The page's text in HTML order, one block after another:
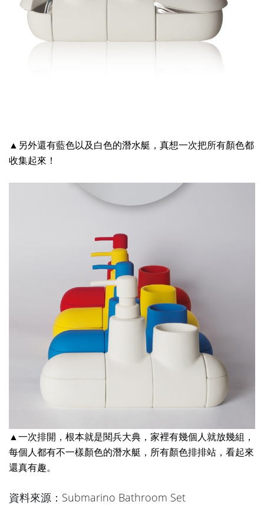
▲另外還有藍色以及白色的潛水艇，真想一次把所有顏色都
收集起來！
▲一次排開，根本就是閱兵大典，家裡有幾個人就放幾組，
每個人都有不一樣顏色的潛水艇，所有顏色排排站，看起來
還真有趣。
資料來源： Submarino Bathroom Set